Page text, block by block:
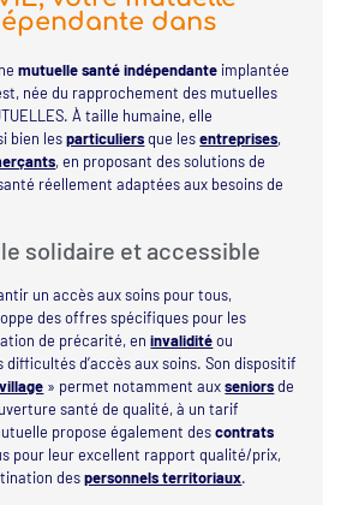
dans
mutuelle santé indépendante implantée
née du rapprochement des mutuelles
À taille humaine, elle
bien lesparticuliersque lesentreprises,
, en proposant des solutions de
réellement adaptées aux besoins de
solidaire et accessible
un accès aux soins pour tous,
des offres spécifiques pour les
de précarité, eninvaliditéou
d’accès aux soins. Son dispositif
» permet notamment auxseniorsde
santé de qualité, à un tarif
propose également descontrats
pour leur excellent rapport qualité/prix,
despersonnels territoriaux.